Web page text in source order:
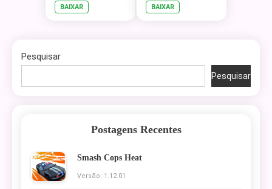
BAIXAR BAIXAR
Pesquisar
Pesquisar
Postagens Recentes
Smash Cops Heat
Versão: 1.12.01